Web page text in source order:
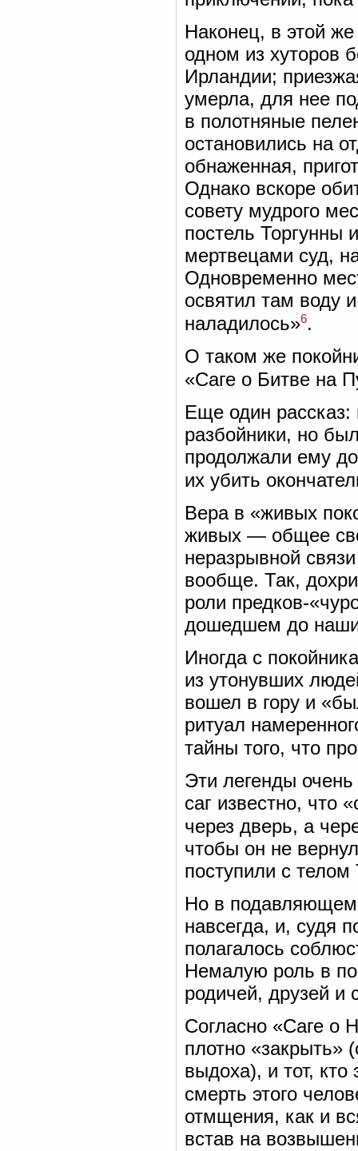
Наконец, в этой же
одном из хуторов
Ирландии;
умерла, для нее
в полотняные
остановились на
обнаженная,
Однако вскоре
совету мудрого
постель Торгунны
мертвецами суд,
Одновременно
освятил там воду
наладилось»6.
О таком же
«Саге о Битве на
Еще один рассказ:
разбойники, но
продолжали ему
их убить
Вера в «живых
живых — общее
неразрывной
вообще. Так,
роли предков-
дошедшем до
Иногда с
из утонувших
вошел в гору и
ритуал
тайны того, что
Эти легенды
саг известно, что
через дверь, а
чтобы он не
поступили с
Но в подавляющем
навсегда, и, судя
полагалось
Немалую роль в
родичей, друзей и
Согласно «Саге о
плотно «закрыть»
выдоха), и тот, кто
смерть этого
отмщения, как и
встав на